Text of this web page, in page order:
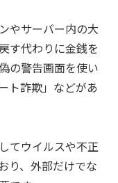
やサーバー内の大
す代わりに金銭を
の警告画面を使い
ト詐欺」などがあ
てウイルスや不正
り、外部だけでな